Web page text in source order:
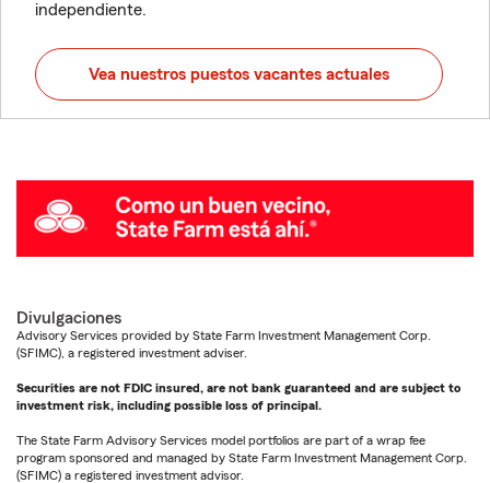
independiente.
Vea nuestros puestos vacantes actuales
Divulgaciones
Advisory Services provided by State Farm Investment Management Corp.
(SFIMC), a registered investment adviser.
Securities are not FDIC insured, are not bank guaranteed and are subject to
investment risk, including possible loss of principal.
The State Farm Advisory Services model portfolios are part of a wrap fee
program sponsored and managed by State Farm Investment Management Corp.
(SFIMC) a registered investment advisor.